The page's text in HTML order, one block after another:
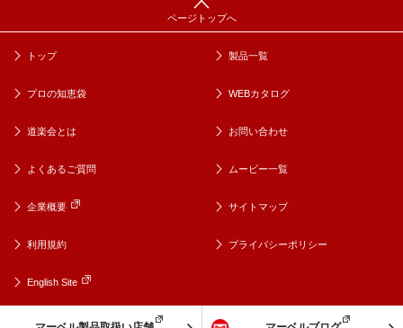
トップ 製品一覧
プロの知恵袋 WEBカタログ
道楽会とは お問い合わせ
よくあるご質問 ムービー一覧
企業概要 サイトマップ
利用規約 プライバシーポリシー
English Site